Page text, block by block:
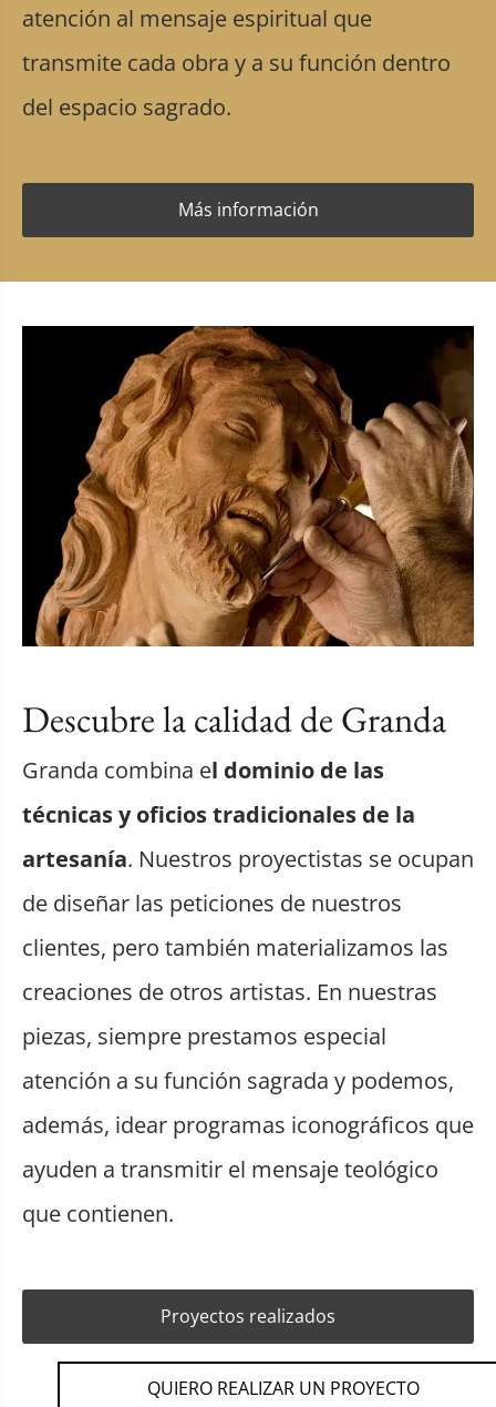
atención al mensaje espiritual que
transmite cada obra y a su función dentro
del espacio sagrado.
Más información
Descubre la calidad de Granda
Granda combina el dominio de las
técnicas y oficios tradicionales de la
artesanía. Nuestros proyectistas se ocupan
de diseñar las peticiones de nuestros
clientes, pero también materializamos las
creaciones de otros artistas. En nuestras
piezas, siempre prestamos especial
atención a su función sagrada y podemos,
además, idear programas iconográficos que
ayuden a transmitir el mensaje teológico
que contienen.
Proyectos realizados
QUIERO REALIZAR UN PROYECTO